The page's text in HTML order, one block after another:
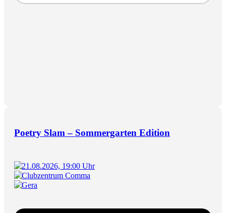
Poetry Slam – Sommergarten Edition
21.08.2026, 19:00 Uhr
Clubzentrum Comma
Gera